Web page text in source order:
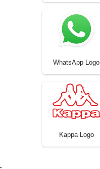
WhatsApp Logo
Kappa Logo